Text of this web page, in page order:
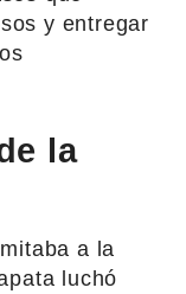
y entregar
la
a la
luchó